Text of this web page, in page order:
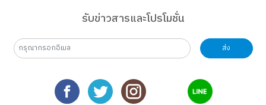
รับข่าวสารและโปรโมชั่น
ส่ง